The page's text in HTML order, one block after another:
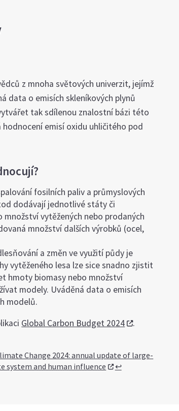
z mnoha světových univerzit, jejímž
data o emisích skleníkových plynů
tak sdílenou znalostní bázi této
emisí oxidu uhličitého pod
fosilních paliv a průmyslových
dodávají jednotlivé státy či
vytěžených nebo prodaných
množství dalších výrobků (ocel,
a změn ve využití půdy je
vytěženého lesa lze sice snadno zjistit
hmoty biomasy nebo množství
modely. Uváděná data o emisích
modelů.
Global Carbon Budget 2024 .
Change 2024: annual update of large-
system and human influence
↩︎